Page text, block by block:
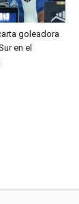
goleadora
en el